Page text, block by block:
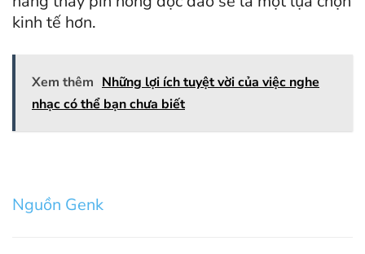
kinh tế hơn.
Xem thêm Những lợi ích tuyệt vời của việc nghe
nhạc có thể bạn chưa biết
Nguồn Genk